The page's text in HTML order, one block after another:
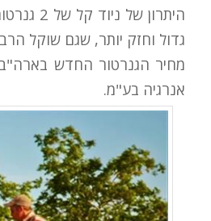
גדול וחזק יותר, שגם שוקל
אנרגיה בע"מ.